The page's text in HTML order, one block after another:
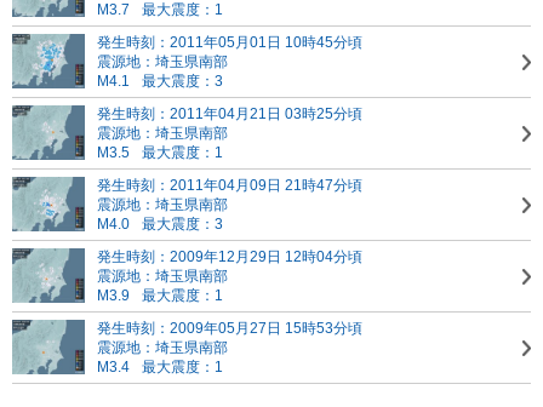
M3.7
最大震度：1
発生時刻：2011年05月01日 10時45分頃
震源地：埼玉県南部
M4.1
最大震度：3
発生時刻：2011年04月21日 03時25分頃
震源地：埼玉県南部
M3.5
最大震度：1
発生時刻：2011年04月09日 21時47分頃
震源地：埼玉県南部
M4.0
最大震度：3
発生時刻：2009年12月29日 12時04分頃
震源地：埼玉県南部
M3.9
最大震度：1
発生時刻：2009年05月27日 15時53分頃
震源地：埼玉県南部
M3.4
最大震度：1